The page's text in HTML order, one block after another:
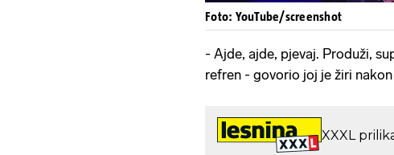
Foto: YouTube/screenshot
- Ajde, ajde, pjevaj. Produži,
refren - govorio joj je žiri